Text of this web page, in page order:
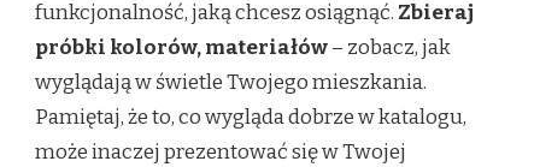
funkcjonalność, jaką chcesz osiągnąć. Zbieraj
próbki kolorów, materiałów– zobacz, jak
wyglądają w świetle Twojego mieszkania.
Pamiętaj, że to, co wygląda dobrze w katalogu,
może inaczej prezentować się w Twojej